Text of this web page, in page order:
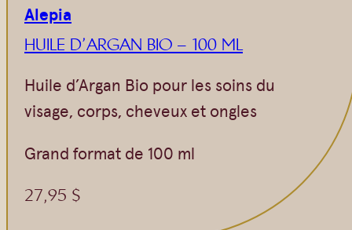
Alepia
HUILE D’ARGAN BIO – 100 ML
Huile d’Argan Bio pour les soins du
visage, corps, cheveux et ongles
Grand format de 100 ml
27,95 $